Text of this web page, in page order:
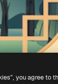
you agree to